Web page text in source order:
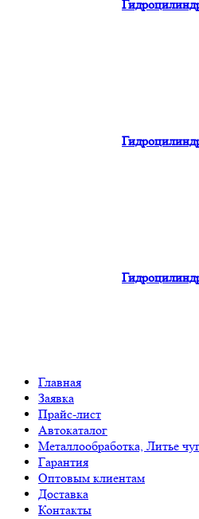
Главная
Заявка
Прайс-лист
Автокаталог
Металлообработка, Литье
Гарантия
Оптовым клиентам
Доставка
Контакты